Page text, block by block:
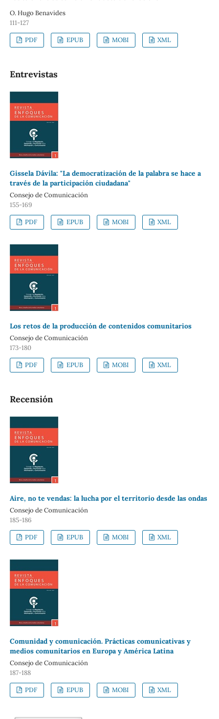
O. Hugo Benavides
111-127
PDF EPUB MOBI XML
Entrevistas
Gissela Dávila: "La democratización de la palabra se hace a
través de la participación ciudadana"
Consejo de Comunicación
155-169
PDF EPUB MOBI XML
Los retos de la producción de contenidos comunitarios
Consejo de Comunicación
173-180
PDF EPUB MOBI XML
Recensión
Aire, no te vendas: la lucha por el territorio desde las ondas
Consejo de Comunicación
185-186
PDF EPUB MOBI XML
Comunidad y comunicación. Prácticas comunicativas y
medios comunitarios en Europa y América Latina
Consejo de Comunicación
187-188
PDF EPUB MOBI XML